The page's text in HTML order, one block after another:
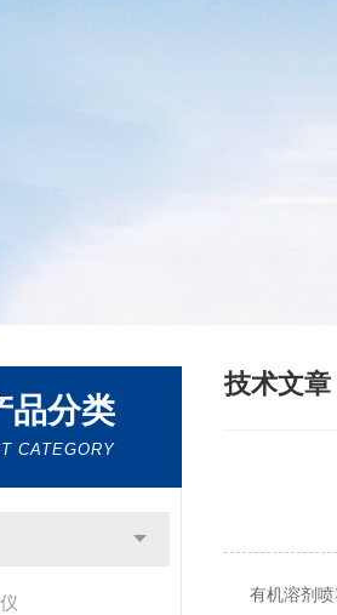
品分类
CATEGORY
技术文章
有机溶剂喷